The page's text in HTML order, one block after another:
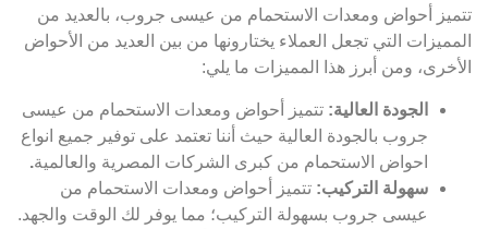
تتميز أحواض ومعدات الاستحمام من عيسى جروب، بالعديد من
المميزات التي تجعل العملاء يختارونها من بين العديد من الأحواض
الأخرى، ومن أبرز هذا المميزات ما يلي:
الجودة العالية: تتميز أحواض ومعدات الاستحمام من عيسى
جروب بالجودة العالية حيث أننا تعتمد على توفير جميع انواع
احواض الاستحمام من كبرى الشركات المصرية والعالمية.
سهولة التركيب: تتميز أحواض ومعدات الاستحمام من
عيسى جروب بسهولة التركيب؛ مما يوفر لك الوقت والجهد.